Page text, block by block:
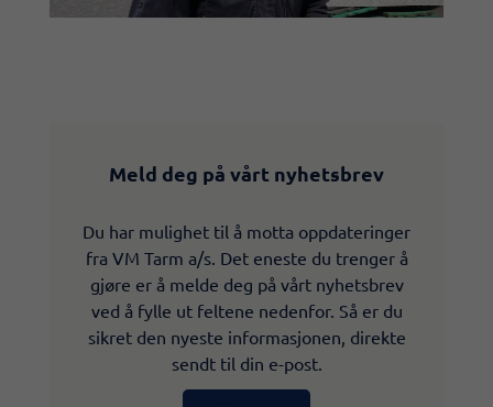
Meld deg på vårt nyhetsbrev
Du har mulighet til å motta oppdateringer
fra VM Tarm a/s. Det eneste du trenger å
gjøre er å melde deg på vårt nyhetsbrev
ved å fylle ut feltene nedenfor. Så er du
sikret den nyeste informasjonen, direkte
sendt til din e-post.